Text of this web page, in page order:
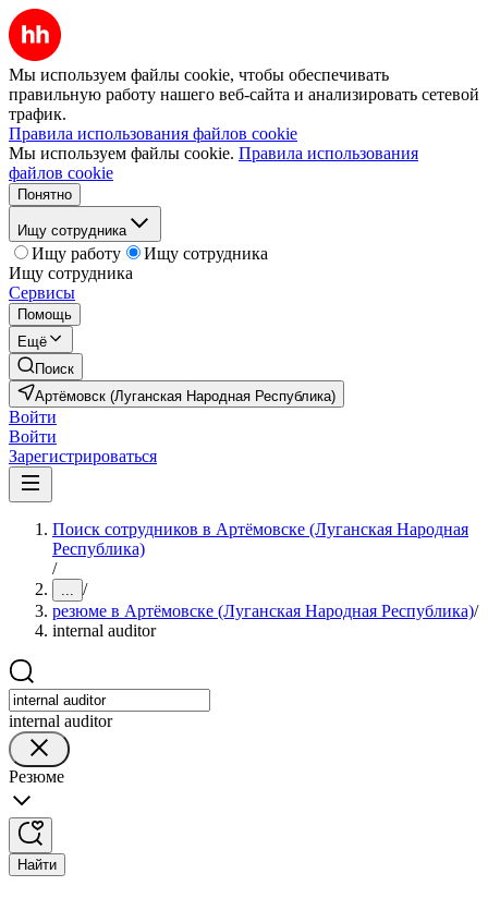
Мы используем файлы cookie, чтобы обеспечивать
правильную работу нашего веб-сайта и анализировать сетевой
трафик.
Правила использования файлов cookie
Мы используем файлы cookie. Правила использования
файлов cookie
Понятно
Ищу сотрудника
Ищу работу
Ищу сотрудника
Ищу сотрудника
Сервисы
Помощь
Ещё
Поиск
Артёмовск (Луганская Народная Республика)
Войти
Войти
Зарегистрироваться
Поиск сотрудников в Артёмовске (Луганская Народная
Республика)
/
... /
резюме в Артёмовске (Луганская Народная Республика)/
internal auditor
internal auditor
Резюме
Найти